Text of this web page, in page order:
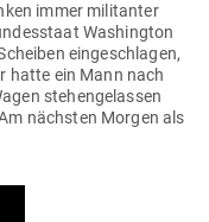
immer mili­tanter
Washington
ein­ge­schlagen,
hatte ein Mann nach
ste­hen­ge­lassen
nächsten Morgen als